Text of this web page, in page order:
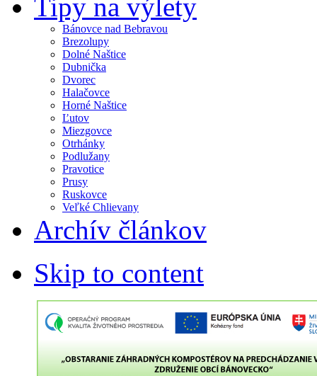
Tipy na výlety
Bánovce nad Bebravou
Brezolupy
Dolné Naštice
Dubnička
Dvorec
Halačovce
Horné Naštice
Ľutov
Miezgovce
Otrhánky
Podlužany
Pravotice
Prusy
Ruskovce
Veľké Chlievany
Archív článkov
Skip to content